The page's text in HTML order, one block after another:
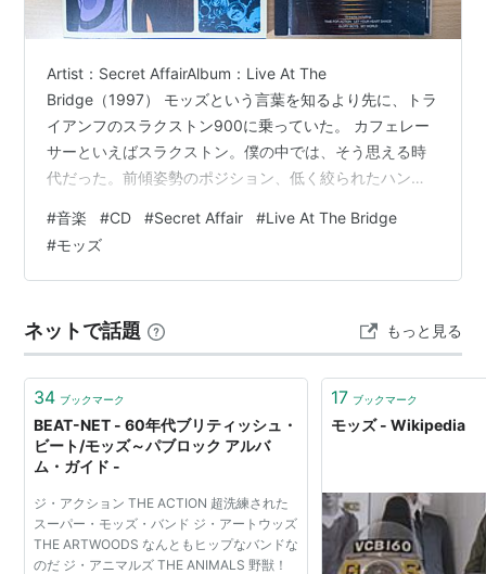
3. 1より転じて、1965年〜1967年に流行したモッズス
タイルの格好をした
バンドの音楽性。もしくは１に支持されたバンド。
曖昧な概念のため
音楽性は異なるが、主にR&Bやモータウンビートを
イギリス風に解釈して演奏していた。
70年代後半にパンクの影響を受け復活。ネオ・モッ
→モッド・リバイバル
代表的グループ
オリジナル・モッズ
ブライアン・オーガー
ジョージィ・フェイム
グレアム・ボンド
ズート・マニー
Artist：Secret AffairAlbum：Live At The
Bridge（1997） モッズという言葉を知るより先に、トラ
イアンフのスラクストン900に乗っていた。 カフェレー
サーといえばスラクストン。僕の中では、そう思える時
代だった。前傾姿勢のポジション、低く絞られたハンド
は、いつもあとから追いかけてきた。 『ALL THAT
MODS!』というムック本を手に取ったのは、そのころだ
ったと思う。 バイクの延長のつもりで読み始めたはず
ツ、ターゲットマーク、ベスパやランブレッタ。スラク
ス…
#音楽 #CD #Secret Affair #Live At The Bridge
#モッズ
ネットで話題 もっと見る
34 ブックマーク
BEAT-NET - 60年代ブリティッシュ・
ビート/モッズ～パブロック アルバ
ム・ガイド -
ジ・アクション THE ACTION 超洗練された
スーパー・モッズ・バンド ジ・アートウッズ
THE ARTWOODS なんともヒップなバンドな
のだ ジ・アニマルズ THE ANIMALS 野獣！
17 ブックマーク
モッズ - Wikipedia